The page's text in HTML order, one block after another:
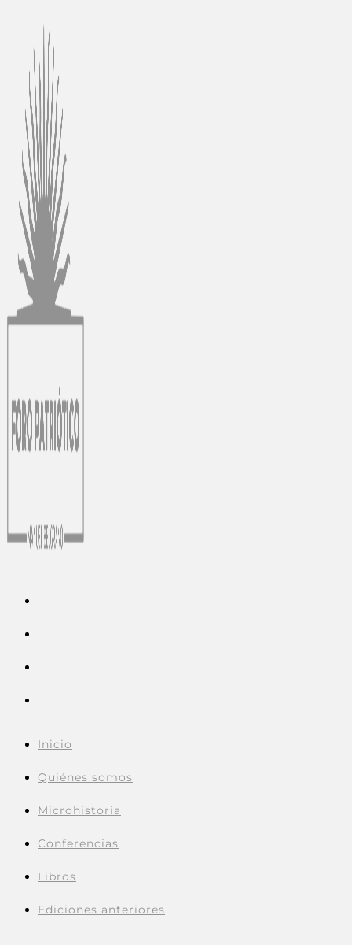
contenido
Inicio
Quiénes somos
Microhistoria
Conferencias
Libros
Ediciones anteriores